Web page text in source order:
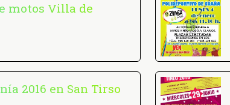
motos Villa de
2016 en San Tirso